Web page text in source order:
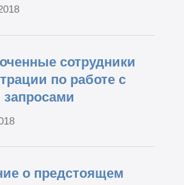
сотрудники
по работе с
о предстоящем